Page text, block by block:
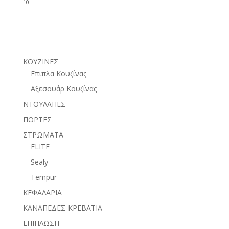
10
ΚΟΥΖΙΝΕΣ
Επιπλα Κουζίνας
Αξεσουάρ Κουζίνας
ΝΤΟΥΛΑΠΕΣ
ΠΟΡΤΕΣ
ΣΤΡΩΜΑΤΑ
ELITE
Sealy
Tempur
ΚΕΦΑΛΑΡΙΑ
ΚΑΝΑΠΕΔΕΣ-ΚΡΕΒΑΤΙΑ
ΕΠΙΠΛΩΣΗ